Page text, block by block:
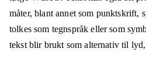
måter, blant annet som punktskrift,
tolkes som tegnspråk eller som
tekst blir brukt som alternativ til